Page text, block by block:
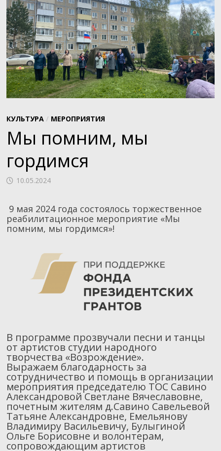
КУЛЬТУРА/ МЕРОПРИЯТИЯ
Мы помним, мы
гордимся
10.05.2024
9 мая 2024 года состоялось торжественное
реабилитационное мероприятие «Мы
помним, мы гордимся»!
В программе прозвучали песни и танцы
от артистов студии народного
творчества «Возрождение».
Выражаем благодарность за
сотрудничество и помощь в организации
мероприятия председателю ТОС Савино
Александровой Светлане Вячеславовне,
почетным жителям д.Савино Савельевой
Татьяне Александровне, Емельянову
Владимиру Васильевичу, Булыгиной
Ольге Борисовне и волонтерам,
сопровождающим артистов